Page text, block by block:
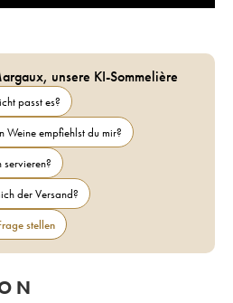
unsere KI-Sommelière
passt es?
Weine empfiehlst du mir?
der Versand?
stellen